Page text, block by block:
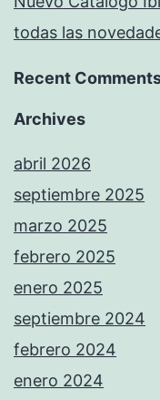
todas las
Recent
Archives
abril 2026
septiembre 2025
marzo 2025
febrero 2025
enero 2025
septiembre 2024
febrero 2024
enero 2024